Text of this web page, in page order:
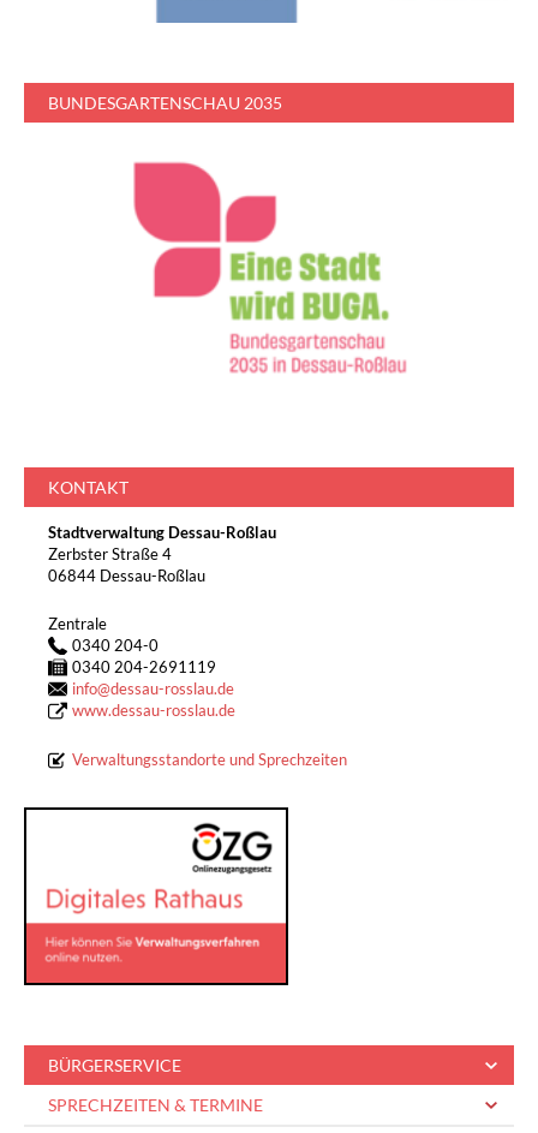
BUNDESGARTENSCHAU 2035
KONTAKT
Stadtverwaltung Dessau-Roßlau
Zerbster Straße 4
06844 Dessau-Roßlau
Zentrale
0340 204-0
0340 204-2691119
info@dessau-rosslau.de
www.dessau-rosslau.de
Verwaltungsstandorte und Sprechzeiten
BÜRGERSERVICE
SPRECHZEITEN & TERMINE